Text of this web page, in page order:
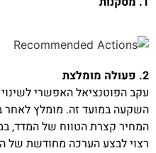
2. פעולה מומלצת
עקב הפוטנציאל האפשרי
השקעה במועד זה. מומלץ
המחיר קצרת הטווח של המדד,
רצוי לבצע הערכה מחודשת של